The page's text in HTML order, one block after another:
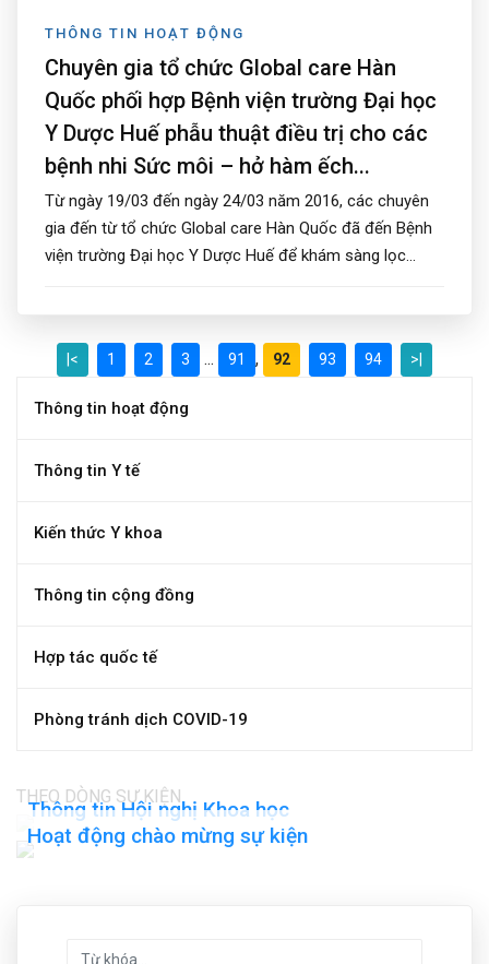
THÔNG TIN HOẠT ĐỘNG
Chuyên gia tổ chức Global care Hàn
Quốc phối hợp Bệnh viện trường Đại học
Y Dược Huế phẫu thuật điều trị cho các
bệnh nhi Sức môi – hở hàm ếch...
Từ ngày 19/03 đến ngày 24/03 năm 2016, các chuyên
gia đến từ tổ chức Global care Hàn Quốc đã đến Bệnh
viện trường Đại học Y Dược Huế để khám sàng lọc...
|< 1 2 3 ... 91 , 92 93 94 >|
Thông tin hoạt động
Thông tin Y tế
Kiến thức Y khoa
Thông tin cộng đồng
Hợp tác quốc tế
Phòng tránh dịch COVID-19
THEO DÒNG SỰ KIỆN
Thông tin Hội nghị Khoa học
Hoạt động chào mừng sự kiện